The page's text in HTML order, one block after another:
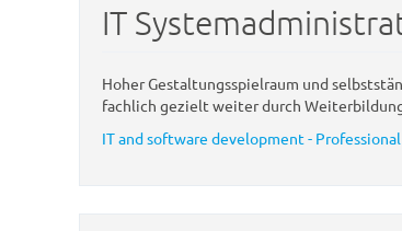
IT
Hoher Gestaltungsspielraum und
fachlich gezielt weiter durch
IT and software development -